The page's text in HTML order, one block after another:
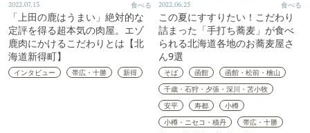
2022.07.13 食べる
「上田の鹿はうまい」絶対的な
定評を得る超本気の肉屋。エゾ
鹿肉にかけるこだわりとは【北
海道新得町】
インタビュー 帯広・十勝 新得
2022.06.25 食べる
この夏にすすりたい！こだわり
詰まった「手打ち蕎麦」が食べ
られる北海道各地のお蕎麦屋さ
ん9選
そば 函館
函館・松前・檜山
千歳・石狩・夕張・深川・苫小牧
安平
寿都
小樽
小樽・ニセコ・積丹
帯広・十勝